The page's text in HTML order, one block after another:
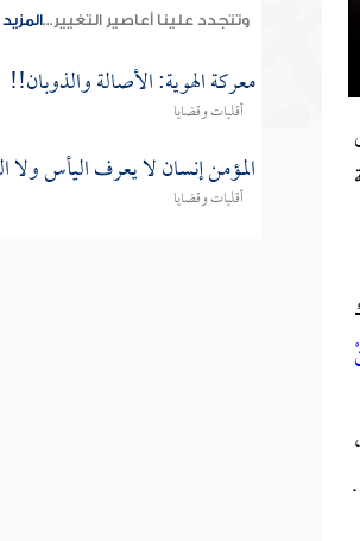
وتتجدد علينا أعاصير التغيير...المزيد
معركة الهوية: الأصالة والذوبان!!
أقليات وقضايا
المؤمن إنسان لا يعرف اليأس ولا
أقليات وقضايا